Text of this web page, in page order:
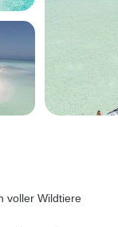
voller Wildtiere